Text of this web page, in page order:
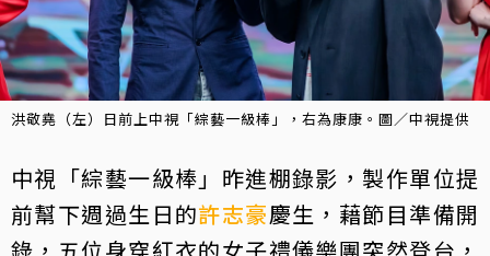
洪敬堯（左）日前上中視「綜藝一級棒」，右為康康。圖／中視提供
中視「綜藝一級棒」昨進棚錄影，製作單位提
前幫下週過生日的許志豪慶生，藉節目準備開
錄，五位身穿紅衣的女子禮儀樂團突然登台，